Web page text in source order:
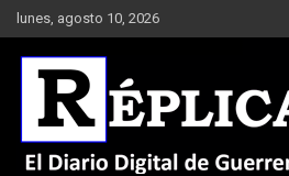
Saltar
al
contenido
lunes, agosto 10, 2026